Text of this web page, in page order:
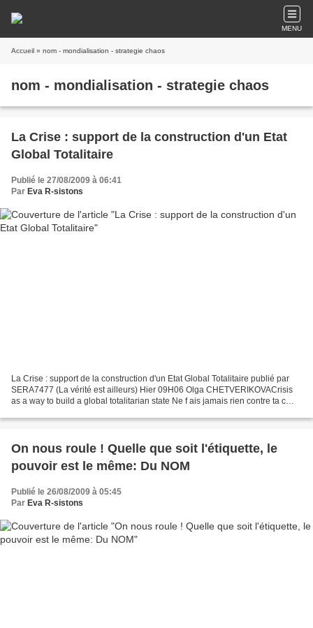
MENU
Accueil » nom - mondialisation - strategie chaos
nom - mondialisation - strategie chaos
La Crise : support de la construction d'un Etat
Global Totalitaire
Publié le 27/08/2009 à 06:41
Par Eva R-sistons
La Crise : support de la construction d'un Etat Global Totalitaire publié par
SERA7477 (La vérité est ailleurs) Hier 09H06 Olga CHETVERIKOVACrisis
as a way to build a global totalitarian state Ne f ais jamais rien contre ta c
On nous roule ! Quelle que soit l'étiquette, le
pouvoir est le même: Du NOM
Publié le 26/08/2009 à 05:45
Par Eva R-sistons